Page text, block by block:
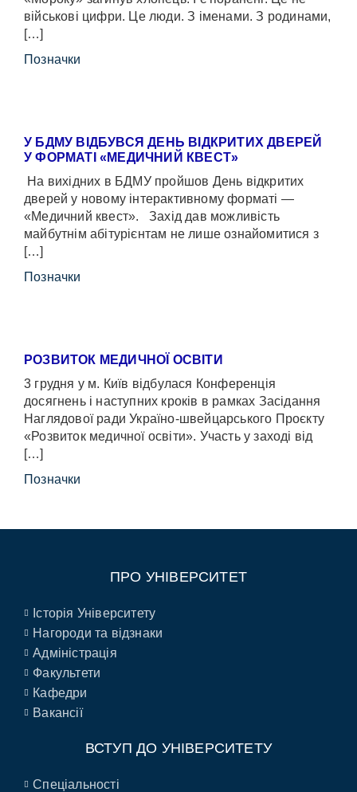
військові цифри. Це люди. З іменами. З родинами,
[…]
Позначки
У БДМУ ВІДБУВСЯ ДЕНЬ ВІДКРИТИХ ДВЕРЕЙ
У ФОРМАТІ «МЕДИЧНИЙ КВЕСТ»
На вихідних в БДМУ пройшов День відкритих
дверей у новому інтерактивному форматі —
«Медичний квест». Захід дав можливість
майбутнім абітурієнтам не лише ознайомитися з
[…]
Позначки
РОЗВИТОК МЕДИЧНОЇ ОСВІТИ
3 грудня у м. Київ відбулася Конференція
досягнень і наступних кроків в рамках Засідання
Наглядової ради Україно-швейцарського Проєкту
«Розвиток медичної освіти». Участь у заході від
[…]
Позначки
ПРО УНІВЕРСИТЕТ
Історія Університету
Нагороди та відзнаки
Адміністрація
Факультети
Кафедри
Вакансії
ВСТУП ДО УНІВЕРСИТЕТУ
Спеціальності